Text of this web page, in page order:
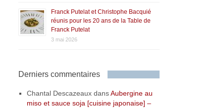
Franck Putelat et Christophe Bacquié
réunis pour les 20 ans de la Table de
Franck Putelat
3 mai 2026
Derniers commentaires
Chantal Descazeaux dansAubergine au
miso et sauce soja [cuisine japonaise] –